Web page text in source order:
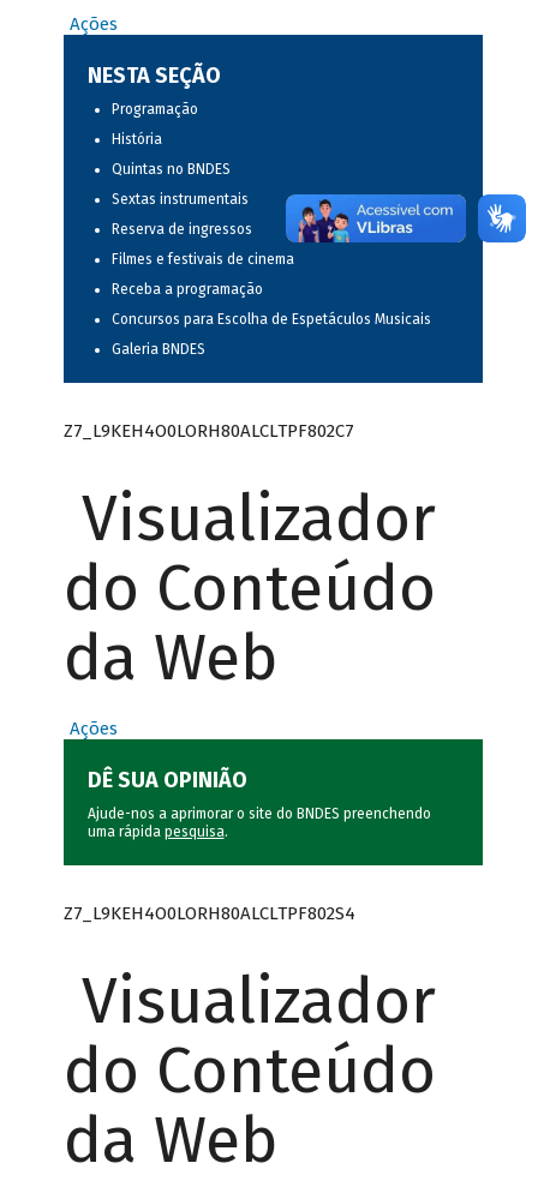
Ações
NESTA SEÇÃO
Programação
História
Quintas no BNDES
Sextas instrumentais
Reserva de ingressos
Filmes e festivais de cinema
Receba a programação
Concursos para Escolha de Espetáculos Musicais
Galeria BNDES
Z7_L9KEH4O0LORH80ALCLTPF802C7
Visualizador
do Conteúdo
da Web
Ações
DÊ SUA OPINIÃO
Ajude-nos a aprimorar o site do BNDES preenchendo
uma rápida pesquisa.
Z7_L9KEH4O0LORH80ALCLTPF802S4
Visualizador
do Conteúdo
da Web